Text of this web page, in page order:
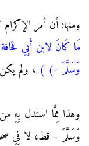
ومنها: أن أمر
مَا كَانَ لابن أَبِي
وَسَلَّمَ -) ) ، ولم
وهذا مِمَّا استدل بِهِ
وَسَلَّمَ - قط، لا فِي